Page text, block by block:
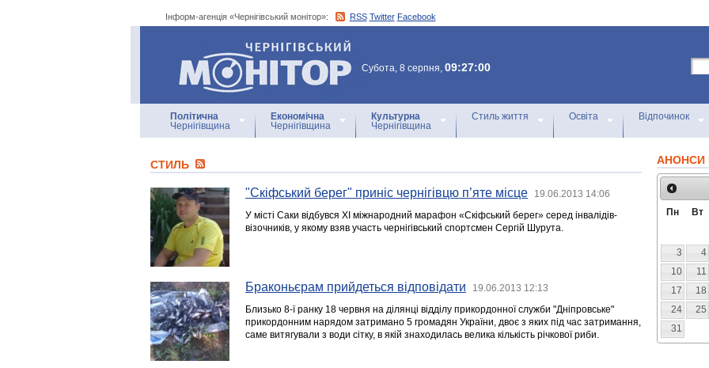
Інформ-агенція «Чернігівський монітор»: RSS Twitter Facebook
Інформ-агенція
«Чернігівський монітор»
Субота, 8 серпня, 09:27:00
Політична
Чернігівщина
Економічна
Чернігівщина
Культурна
Чернігівщина
Стиль життя Освіта Відпочинок
СТИЛЬ
"Скіфський берег" приніс чернігівцю п’яте місце 19.06.2013 14:06
У місті Саки відбувся ХІ міжнародний марафон «Скіфський берег» серед інвалідів-
візочників, у якому взяв участь чернігівський спортсмен Сергій Шурута.
Браконьєрам прийдеться відповідати 19.06.2013 12:13
Близько 8-ї ранку 18 червня на ділянці відділу прикордонної служби "Дніпровське"
прикордонним нарядом затримано 5 громадян України, двоє з яких під час затримання,
саме витягували з води сітку, в якій знаходилась велика кількість річкової риби.
АНОНСИ
Пн Вт
3
4
10
11
17
18
24
25
31